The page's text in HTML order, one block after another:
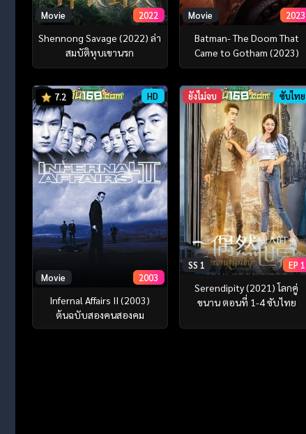
Movie 2022
Shennong Savage (2022) ล่า
สมบัติหุบเขานรก
Movie 2023
Batman- The Doom That
Came to Gotham (2023)
7.2 HD
Movie 2003
Infernal Affairs II (2003)
ต้นฉบับสองคนสองคม
ยังไม่จบ ซับไทย
SS 1 EP 1
Serendipity (2021) โลกคู่
ขนาน ตอนที่ 1-4 ซับไทย